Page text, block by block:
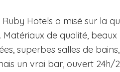
Hotels a misé sur la
de qualité,
superbes salles de
un vrai bar, ouvert 24h/